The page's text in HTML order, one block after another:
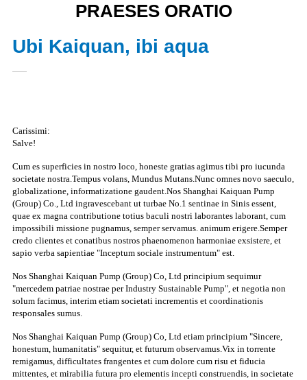
PRAESES ORATIO
Ubi Kaiquan, ibi aqua
Carissimi:
Salve!
Cum es superficies in nostro loco, honeste gratias agimus tibi pro iucunda
societate nostra.Tempus volans, Mundus Mutans.Nunc omnes novo saeculo,
globalizatione, informatizatione gaudent.Nos Shanghai Kaiquan Pump
(Group) Co., Ltd ingravescebant ut turbae No.1 sentinae in Sinis essent,
quae ex magna contributione totius baculi nostri laborantes laborant, cum
impossibili missione pugnamus, semper servamus. animum erigere.Semper
credo clientes et conatibus nostros phaenomenon harmoniae exsistere, et
sapio verba sapientiae "Inceptum sociale instrumentum" est.
Nos Shanghai Kaiquan Pump (Group) Co, Ltd principium sequimur
"mercedem patriae nostrae per Industry Sustainable Pump", et negotia non
solum facimus, interim etiam societati incrementis et coordinationis
responsales sumus.
Nos Shanghai Kaiquan Pump (Group) Co, Ltd etiam principium "Sincere,
honestum, humanitatis" sequitur, et futurum observamus.Vix in torrente
remigamus, difficultates frangentes et cum dolore cum risu et fiducia
mittentes, et mirabilia futura pro elementis incepti construendis, in societate